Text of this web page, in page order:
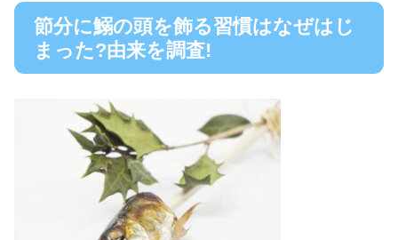
節分に鰯の頭を飾る習慣はなぜはじ
まった?由来を調査!